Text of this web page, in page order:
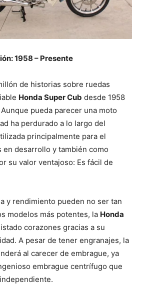
1958 – Presente
de historias sobre ruedas
Honda Super Cub desde 1958
pueda parecer una moto
ha perdurado a lo largo del
principalmente para el
desarrollo y también como
su valor ventajoso: Es fácil de
y rendimiento pueden no ser tan
modelos más potentes, la Honda
corazones gracias a su
A pesar de tener engranajes, la
al carecer de embrague, ya
embrague centrífugo que